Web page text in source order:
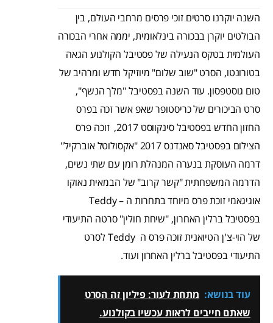
השנה יוקרנו סרטים זוכי פרסים מרחבי העולם, בין
הבולטים יוקרן בבכורה בינלאומית, יממה אחרי הבכורה
העולמית בטקס הנעילה של פסטיבל הקולנוע הגאה
בטורונטו, הסרט "שוב שלום" מיוזיקל חדש ומרהיב של
טום גוסטפסון. עוד השנה בפסטיבל "מלך הנשף",
סרט הביכורים של כריסטופר שאפ אשר זכה בפרס
החזון החדש בפסטיבל סינקווסט 2017, זוכה פרס
הצילום בפסטיבל סאנדנס 2017 "אקסולוטל אוברקיל"
דרמה העוסקת בנערה המנהלת רומן עם שתי נשים,
הדרמה המשפחתית "קשר קרוב" של הבמאית נאוקו
אוגיגאמי זוכת פרס מיוחד בתחרות ה – Teddy
בפסטיבל ברלין האחרון, "שיחת חולין" סרטה התיעודי
של הוי-צ'ן הטיואנית זוכה פרס ה Teddy לסרט
התיעודי בפסטיבל ברלין האחרון ועוד.
עוד בנושא: מתחת לעור: פיליון זה הסרט
שאתם חייבים לראות עכשיו בקולנוע.